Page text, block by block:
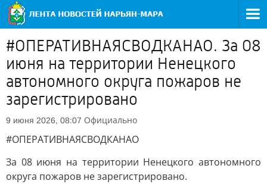
#ОПЕРАТИВНАЯСВОДКАНАО. За 08
июня на территории Ненецкого
автономного округа пожаров не
зарегистрировано
9 июня 2026, 08:07 Официально
#ОПЕРАТИВНАЯСВОДКАНАО
За 08 июня на территории Ненецкого автономного
округа пожаров не зарегистрировано.